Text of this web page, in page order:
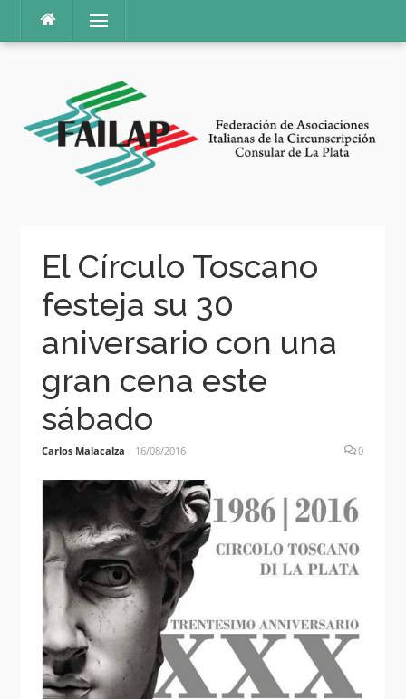
contenido
Menú
El Círculo Toscano
festeja su 30
aniversario con una
gran cena este
sábado
Carlos Malacalza 16/08/2016 0